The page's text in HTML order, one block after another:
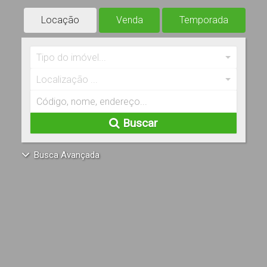
Locação Venda Temporada
Tipo do imóvel...
Localização ...
Buscar
Busca Avançada